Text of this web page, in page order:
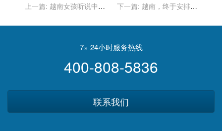
上一篇: 越南女孩听说中国
儿媳太幸福了
下一篇: 越南，终于安排上
7× 24小时服务热线
400-808-5836
联系我们